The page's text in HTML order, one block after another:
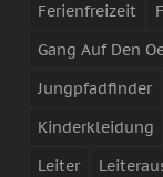
Ferienfreizeit
Gang Auf Den
Jungpfadfinder
Kinderkleidung
Leiter